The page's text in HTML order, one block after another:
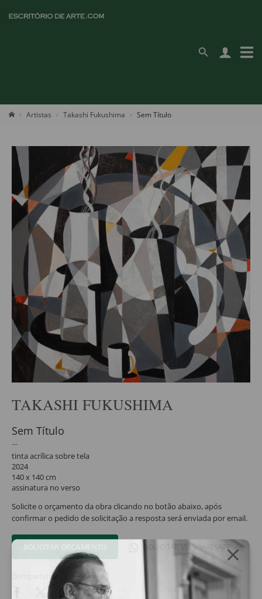
Artistas Takashi Fukushima Sem Título
TAKASHI FUKUSHIMA
Sem Título
tinta acrílica sobre tela
2024
140 x 140 cm
assinatura no verso
Solicite o orçamento da obra clicando no botão abaixo, após
confirmar o pedido de solicitação a resposta será enviada por email.
SOLICITAR ORÇAMENTO SOLICITAR VIA WHATSAPP
Compartilhar